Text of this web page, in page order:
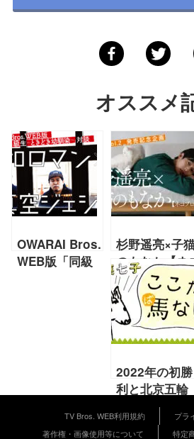
オススメ
OWARAI Bros.
WEB版「同級
杉野遥亮×子
のもなか【ネ
ブロスWEB
版】
2022年の初勝
利と北京五輪
【藤田菜七子
2022年2月号
TV Bros. WEB利用規約
プラ
著作権・画像使用等について
特定